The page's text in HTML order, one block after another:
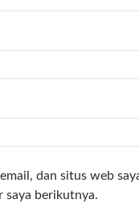
dan situs web
saya berikutnya.